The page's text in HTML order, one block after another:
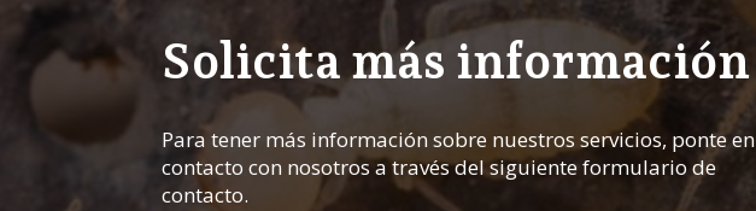
Solicita más información
Para tener más información sobre nuestros servicios, ponte en
contacto con nosotros a través del siguiente formulario de
contacto.